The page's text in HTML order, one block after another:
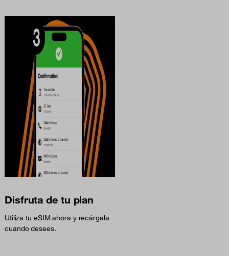
Disfruta de tu plan
Utiliza tu eSIM ahora y recárgala
cuando desees.